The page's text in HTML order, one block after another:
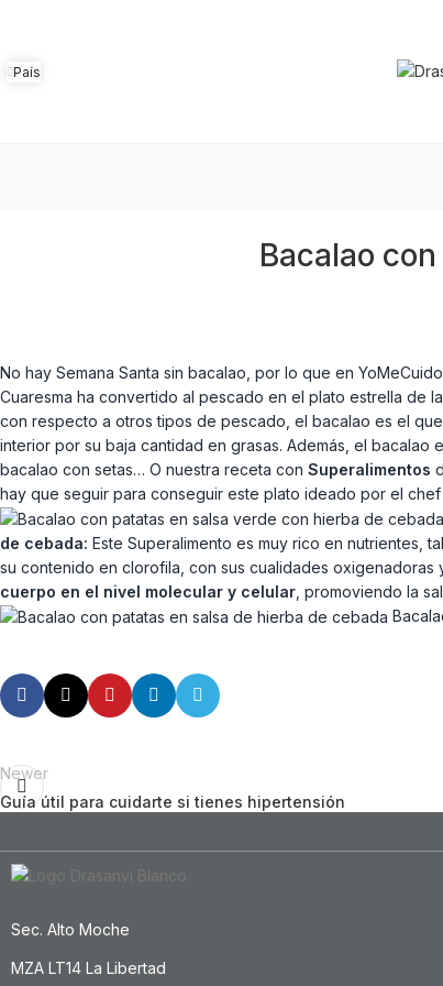
País
Bacalao
No hay Semana Santa sin bacalao, por lo que en
Cuaresma ha convertido al pescado en el plato estrella de
con respecto a otros tipos de pescado, el bacalao es el
interior por su baja cantidad en grasas. Además, el
bacalao con setas… O nuestra receta con Superalimentos
hay que seguir para conseguir este plato ideado por el chef
de cebada: Este Superalimento es muy rico en nutrientes,
su contenido en clorofila, con sus cualidades
cuerpo en el nivel molecular y celular , promoviendo la
Newer
Guía útil para cuidarte si tienes hipertensión
Sec. Alto Moche
MZA LT14 La Libertad